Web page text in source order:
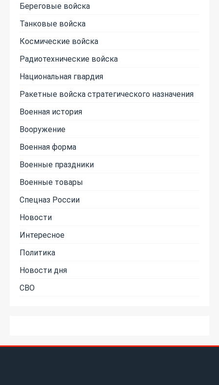
Береговые войска
Танковые войска
Космические войска
Радиотехнические войска
Национальная гвардия
Ракетные войска стратегического назначения
Военная история
Вооружение
Военная форма
Военные праздники
Военные товары
Спецназ России
Новости
Интересное
Политика
Новости дня
СВО